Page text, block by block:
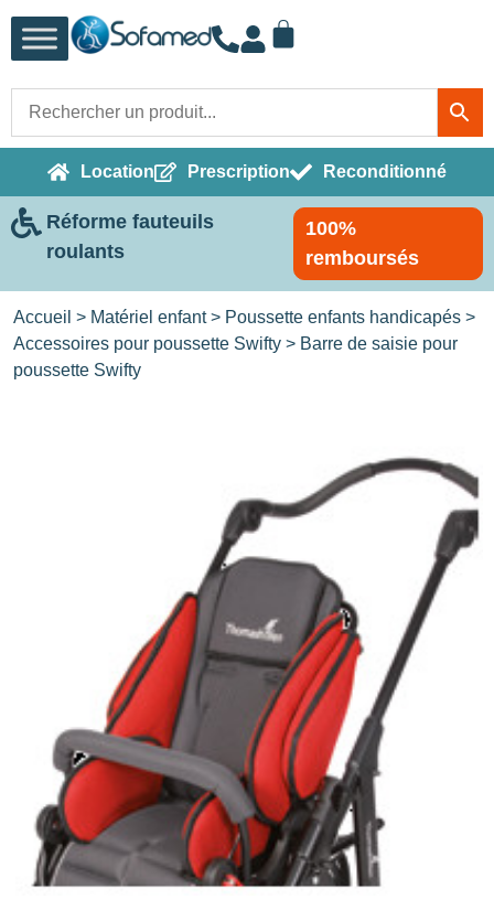
Location Prescription Reconditionné
Réforme fauteuils
roulants
100%
remboursés
Accueil > Matériel enfant> Poussette enfants handicapés >
Accessoires pour poussette Swifty > Barre de saisie pour
poussette Swifty